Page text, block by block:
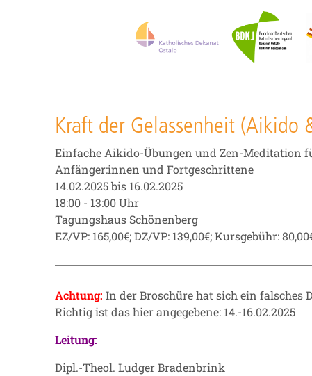
Kraft der Gelassenheit (Aikido
Einfache Aikido-Übungen und Zen-Meditation
Anfänger:innen und Fortgeschrittene
14.02.2025 bis 16.02.2025
18:00 - 13:00 Uhr
Tagungshaus Schönenberg
EZ/VP: 165,00€; DZ/VP: 139,00€; Kursgebühr:
Achtung: In der Broschüre hat sich ein falsches
Richtig ist das hier angegebene: 14.-16.02.2025
Leitung:
Dipl.-Theol. Ludger Bradenbrink